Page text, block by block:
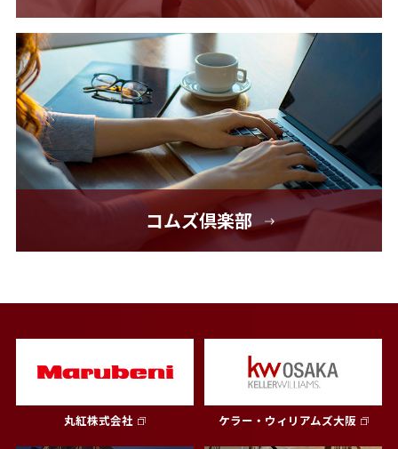
コムズ倶楽部
丸紅株式会社 ケラー・ウィリアムズ大阪